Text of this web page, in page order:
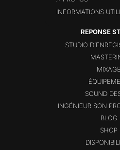
INFORMATIONS
STUDIO
MIXAGE
SOUND
INGÉNIEUR SON
BLOG
SHOP